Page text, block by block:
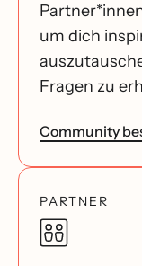
um dich
Fragen zu
Community
PARTNER